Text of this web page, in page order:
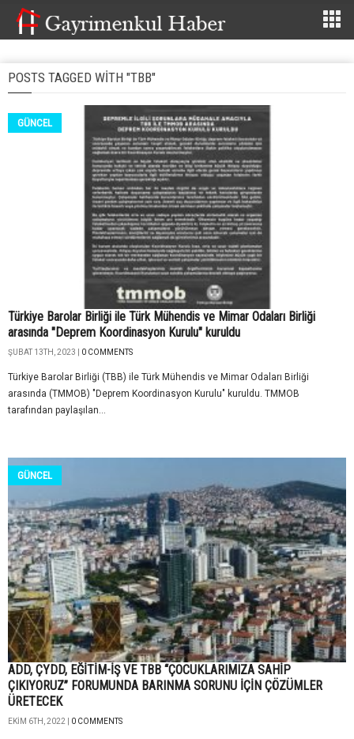
POSTS TAGGED WITH "TBB"
GÜNCEL
Türkiye Barolar Birliği ile Türk Mühendis ve Mimar Odaları Birliği
arasında "Deprem Koordinasyon Kurulu" kuruldu
ŞUBAT 13TH, 2023 | 0 COMMENTS
Türkiye Barolar Birliği (TBB) ile Türk Mühendis ve Mimar Odaları Birliği
arasında (TMMOB) "Deprem Koordinasyon Kurulu" kuruldu. TMMOB
tarafından paylaşılan...
GÜNCEL
ADD, ÇYDD, EĞİTİM-İŞ VE TBB “ÇOCUKLARIMIZA SAHİP
ÇIKIYORUZ” FORUMUNDA BARINMA SORUNU İÇİN ÇÖZÜMLER
ÜRETECEK
EKIM 6TH, 2022 | 0 COMMENTS